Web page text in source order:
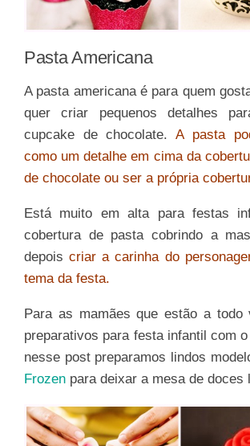
Pasta Americana
A pasta americana é para quem
quer criar pequenos detalhes
cupcake de chocolate.A pasta
como um detalhe em cima da
de chocolate ou ser a própria
Está muito em alta para festas
cobertura de pasta cobrindo a
depoiscriar a carinha do
tema da festa.
Para as mamães que estão a todo
preparativos para festa infantil com
nesse post preparamos lindos
Frozen para deixar a mesa de doces